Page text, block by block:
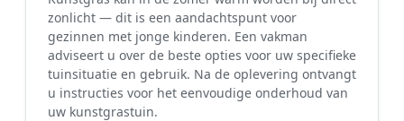
zonlicht — dit is een aandachtspunt voor
gezinnen met jonge kinderen. Een vakman
adviseert u over de beste opties voor uw specifieke
tuinsituatie en gebruik. Na de oplevering ontvangt
u instructies voor het eenvoudige onderhoud van
uw kunstgrastuin.